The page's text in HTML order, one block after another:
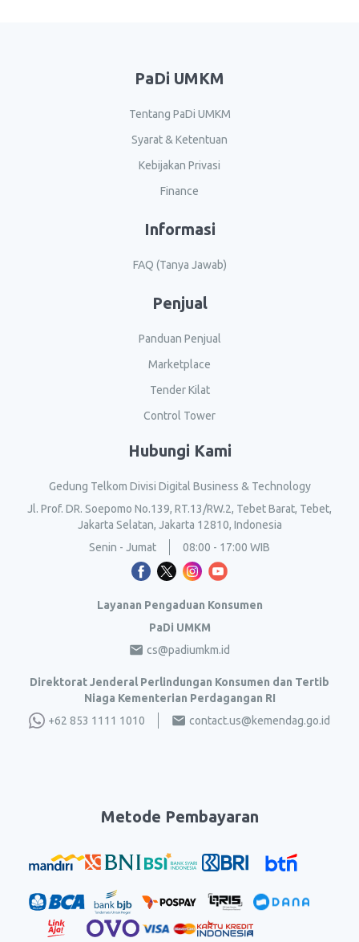
PaDi UMKM
Tentang PaDi UMKM
Syarat & Ketentuan
Kebijakan Privasi
Finance
Informasi
FAQ (Tanya Jawab)
Penjual
Panduan Penjual
Marketplace
Tender Kilat
Control Tower
Hubungi Kami
Gedung Telkom Divisi Digital Business & Technology
Jl. Prof. DR. Soepomo No.139, RT.13/RW.2, Tebet Barat, Tebet,
Jakarta Selatan, Jakarta 12810, Indonesia
Senin - Jumat
08:00 - 17:00 WIB
Layanan Pengaduan Konsumen
PaDi UMKM
cs@padiumkm.id
Direktorat Jenderal Perlindungan Konsumen dan Tertib
Niaga Kementerian Perdagangan RI
+62 853 1111 1010
contact.us@kemendag.go.id
Metode Pembayaran